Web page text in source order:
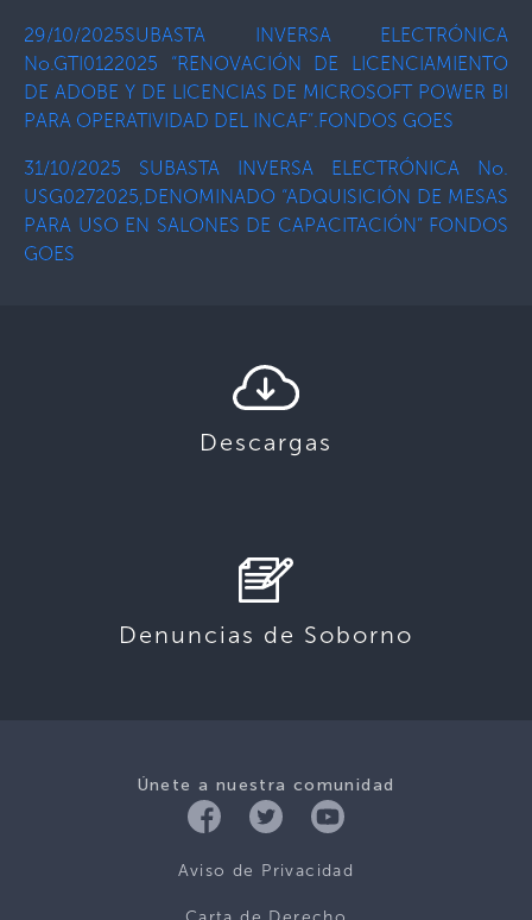
29/10/2025SUBASTA INVERSA ELECTRÓNICA
No.GTI0122025 “RENOVACIÓN DE LICENCIAMIENTO
DE ADOBE Y DE LICENCIAS DE MICROSOFT POWER BI
PARA OPERATIVIDAD DEL INCAF”.FONDOS GOES
31/10/2025 SUBASTA INVERSA ELECTRÓNICA No.
USG0272025,DENOMINADO “ADQUISICIÓN DE MESAS
PARA USO EN SALONES DE CAPACITACIÓN” FONDOS
GOES
Descargas
Denuncias de Soborno
Únete a nuestra comunidad
Aviso de Privacidad